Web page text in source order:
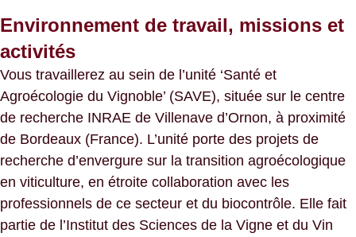
Environnement de travail, missions et
activités
Vous travaillerez au sein de l’unité ‘Santé et
Agroécologie du Vignoble’ (SAVE), située sur le centre
de recherche INRAE de Villenave d’Ornon, à proximité
de Bordeaux (France). L’unité porte des projets de
recherche d’envergure sur la transition agroécologique
en viticulture, en étroite collaboration avec les
professionnels de ce secteur et du biocontrôle. Elle fait
partie de l’Institut des Sciences de la Vigne et du Vin